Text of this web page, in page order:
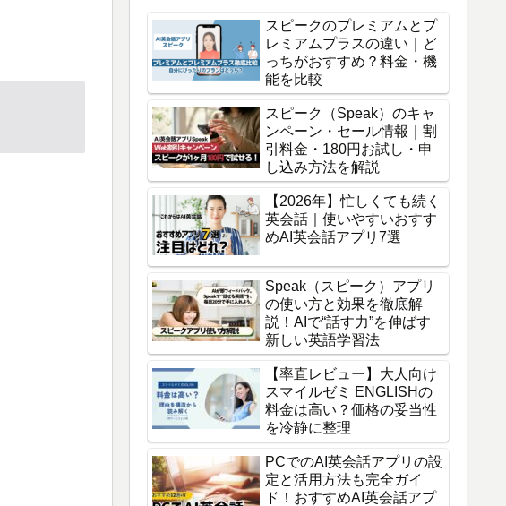
スピークのプレミアムとプ
レミアムプラスの違い｜ど
っちがおすすめ？料金・機
能を比較
スピーク（Speak）のキャ
ンペーン・セール情報｜割
引料金・180円お試し・申
し込み方法を解説
【2026年】忙しくても続く
英会話｜使いやすいおすす
めAI英会話アプリ7選
Speak（スピーク）アプリ
の使い方と効果を徹底解
説！AIで“話す力”を伸ばす
新しい英語学習法
【率直レビュー】大人向け
スマイルゼミ ENGLISHの
料金は高い？価格の妥当性
を冷静に整理
PCでのAI英会話アプリの設
定と活用方法も完全ガイ
ド！おすすめAI英会話アプ